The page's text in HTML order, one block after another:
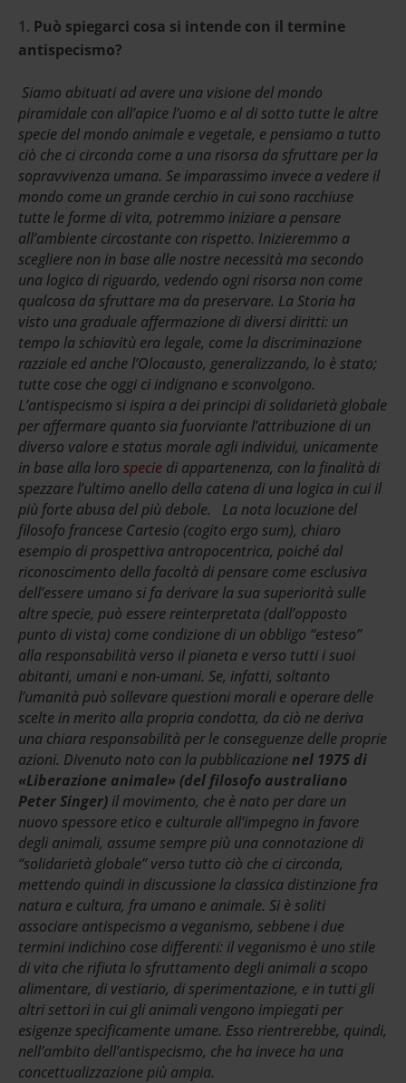
Può spiegarci cosa si intende con il termine
antispecismo?
Siamo abituati ad avere una visione del mondo
piramidale con all’apice l’uomo e al di sotto tutte le altre
specie del mondo animale e vegetale, e pensiamo a tutto
ciò che ci circonda come a una risorsa da sfruttare per la
sopravvivenza umana. Se imparassimo invece a vedere il
mondo come un grande cerchio in cui sono racchiuse
tutte le forme di vita, potremmo iniziare a pensare
all’ambiente circostante con rispetto. Inizieremmo a
scegliere non in base alle nostre necessità ma secondo
una logica di riguardo, vedendo ogni risorsa non come
qualcosa da sfruttare ma da preservare. La Storia ha
visto una graduale affermazione di diversi diritti: un
tempo la schiavitù era legale, come la discriminazione
razziale ed anche l’Olocausto, generalizzando, lo è stato;
tutte cose che oggi ci indignano e sconvolgono.
L’antispecismo si ispira a dei principi di solidarietà globale
per affermare quanto sia fuorviante l’attribuzione di un
diverso valore e status morale agli individui, unicamente
in base alla loro specie di appartenenza, con la finalità di
spezzare l’ultimo anello della catena di una logica in cui il
più forte abusa del più debole.
La nota locuzione del
filosofo francese Cartesio (cogito ergo sum), chiaro
esempio di prospettiva antropocentrica, poiché dal
riconoscimento della facoltà di pensare come esclusiva
dell’essere umano si fa derivare la sua superiorità sulle
altre specie, può essere reinterpretata (dall’opposto
punto di vista) come condizione di un obbligo “esteso”
alla responsabilità verso il pianeta e verso tutti i suoi
abitanti, umani e non-umani. Se, infatti, soltanto
l’umanità può sollevare questioni morali e operare delle
scelte in merito alla propria condotta, da ciò ne deriva
una chiara responsabilità per le conseguenze delle proprie
azioni. Divenuto noto con la pubblicazionenel 1975 di
«Liberazione animale» (del filosofo australiano
Peter Singer) il movimento, che è nato per dare un
nuovo spessore etico e culturale all’impegno in favore
degli animali, assume sempre più una connotazione di
“solidarietà globale” verso tutto ciò che ci circonda,
mettendo quindi in discussione la classica distinzione fra
natura e cultura, fra umano e animale. Si è soliti
associare antispecismo a veganismo, sebbene i due
termini indichino cose differenti: il veganismo è uno stile
di vita che rifiuta lo sfruttamento degli animali a scopo
alimentare, di vestiario, di sperimentazione, e in tutti gli
altri settori in cui gli animali vengono impiegati per
esigenze specificamente umane. Esso rientrerebbe, quindi,
nell’ambito dell’antispecismo, che ha invece ha una
concettualizzazione più ampia.